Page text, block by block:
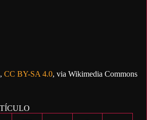
, CC BY-SA 4.0, via Wikimedia Commons